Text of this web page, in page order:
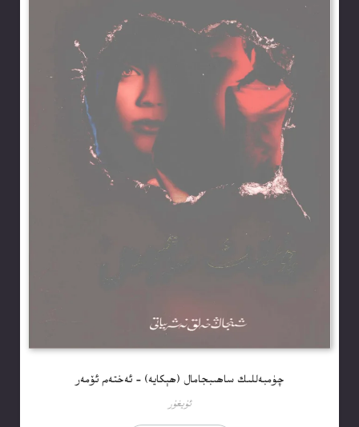
چۈمبەللىك ساھىبجامال (ھېكايە) – ئەختەم ئۆمەر
ئۇيغۇر